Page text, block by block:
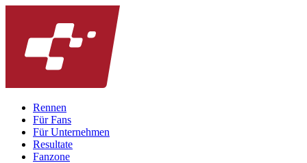
Rennen
Für Fans
Für Unternehmen
Resultate
Fanzone